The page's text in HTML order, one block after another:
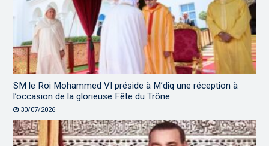
SM le Roi Mohammed VI préside à M’diq une réception à
l’occasion de la glorieuse Fête du Trône
30/07/2026